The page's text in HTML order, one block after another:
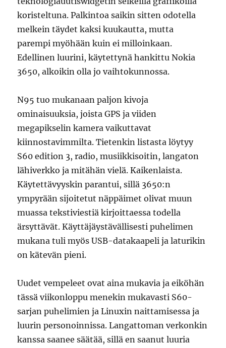
koristeltuna. Palkintoa saikin sitten odotella
melkein täydet kaksi kuukautta, mutta
parempi myöhään kuin ei milloinkaan.
Edellinen luurini, käytettynä hankittu Nokia
3650, alkoikin olla jo vaihtokunnossa.
N95 tuo mukanaan paljon kivoja
ominaisuuksia, joista GPS ja viiden
megapikselin kamera vaikuttavat
kiinnostavimmilta. Tietenkin listasta löytyy
S60 edition 3, radio, musiikkisoitin, langaton
lähiverkko ja mitähän vielä. Kaikenlaista.
Käytettävyyskin parantui, sillä 3650:n
ympyrään sijoitetut näppäimet olivat muun
muassa tekstiviestiä kirjoittaessa todella
ärsyttävät. Käyttäjäystävällisesti puhelimen
mukana tuli myös USB-datakaapeli ja laturikin
on kätevän pieni.
Uudet vempeleet ovat aina mukavia ja eiköhän
tässä viikonloppu menekin mukavasti S60-
sarjan puhelimien ja Linuxin naittamisessa ja
luurin personoinnissa. Langattoman verkonkin
kanssa saanee säätää, sillä en saanut luuria